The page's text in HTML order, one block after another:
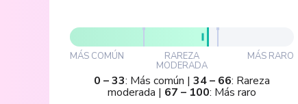
MÁS COMÚN RAREZA
MODERADA
MÁS RARO
0 –33: Más común | 34– 66: Rareza
moderada | 67 – 100: Más raro